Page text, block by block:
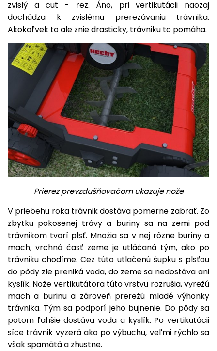
Náhradné
nože
Vidly
Štiepačky
dreva
vetiev
Špalíkovače
Fukáre a
vysávače
na lístie
Záhradné
vozíky
Fúriky
Rozmetadlá
a posypové
vozíky
Čerpadlá
a
vodárne
Vysokotlakové
umývačky
Zametacie
stroje
Snežné
Ochrana
rastlín
Záhradné
koše
Krhly
obrubníky
Tieniace
Odpudzovače
a pasce
Príslušenstvo
stoly
Vibračné
Transportéry
Rezačky
na
betón
Meracie
prístroje
Nabíjačky
autobatérií
Vykurovanie
Navijaky
Príslušenstvo
Seniorské
vozíky
Prilby
Doplnky
zvislý a cut - rez. Áno, pri vertikutácii naozaj
dochádza k zvislému prerezávaniu trávnika.
Akokoľvek to ale znie drasticky, trávniku to pomáha.
Prierez prevzdušňovačom ukazuje nože
V priebehu roka trávnik dostáva pomerne zabrať. Zo
zbytku pokosenej trávy a buriny sa na zemi pod
trávnikom tvorí plsť. Množia sa v nej rôzne buriny a
mach, vrchná časť zeme je utláčaná tým, ako po
trávniku chodíme. Cez túto utlačenú šupku s plsťou
do pôdy zle preniká voda, do zeme sa nedostáva ani
kyslík. Nože vertikutátora túto vrstvu rozrušia, vyrežú
mach a burinu a zároveň prerežú mladé výhonky
trávnika. Tým sa podporí jeho bujnenie. Do pôdy sa
potom ľahšie dostáva voda a kyslík. Po vertikutácii
síce trávnik vyzerá ako po výbuchu, veľmi rýchlo sa
však spamätá a zhustne.